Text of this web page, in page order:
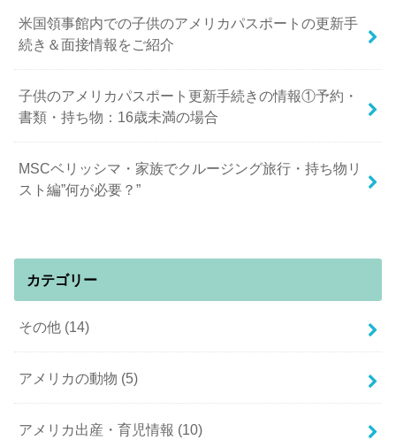
米国領事館内での子供のアメリカパスポートの更新手
続き＆面接情報をご紹介
子供のアメリカパスポート更新手続きの情報①予約・
書類・持ち物：16歳未満の場合
MSCベリッシマ・家族でクルージング旅行・持ち物リ
スト編”何が必要？”
カテゴリー
その他 (14)
アメリカの動物 (5)
アメリカ出産・育児情報 (10)